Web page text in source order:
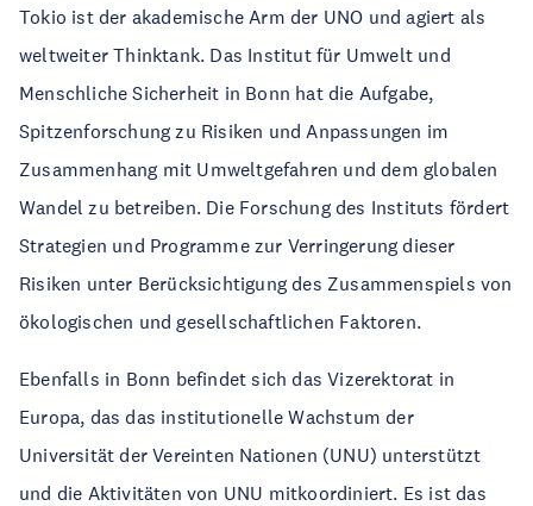
Tokio ist der akademische Arm der UNO und agiert als
weltweiter Thinktank. Das Institut für Umwelt und
Menschliche Sicherheit in Bonn hat die Aufgabe,
Spitzenforschung zu Risiken und Anpassungen im
Zusammenhang mit Umweltgefahren und dem globalen
Wandel zu betreiben. Die Forschung des Instituts fördert
Strategien und Programme zur Verringerung dieser
Risiken unter Berücksichtigung des Zusammenspiels von
ökologischen und gesellschaftlichen Faktoren.
Ebenfalls in Bonn befindet sich das Vizerektorat in
Europa, das das institutionelle Wachstum der
Universität der Vereinten Nationen (UNU) unterstützt
und die Aktivitäten von UNU mitkoordiniert. Es ist das